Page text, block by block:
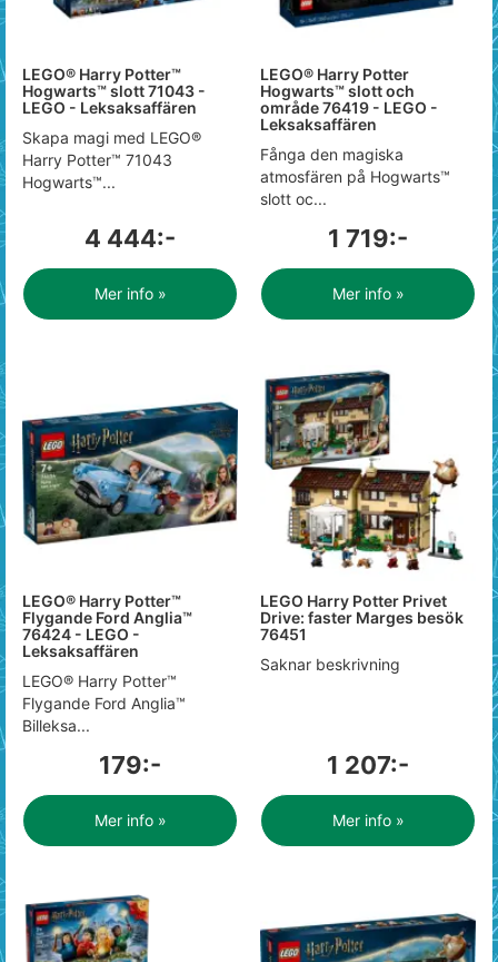
LEGO® Harry Potter™
Hogwarts™ slott 71043 -
LEGO - Leksaksaffären
Skapa magi med LEGO®
Harry Potter™ 71043
Hogwarts™...
4 444:-
Mer info »
LEGO® Harry Potter
Hogwarts™ slott och
område 76419 - LEGO -
Leksaksaffären
Fånga den magiska
atmosfären på Hogwarts™
slott oc...
1 719:-
Mer info »
LEGO® Harry Potter™
Flygande Ford Anglia™
76424 - LEGO -
Leksaksaffären
LEGO® Harry Potter™
Flygande Ford Anglia™
Billeksa...
179:-
Mer info »
LEGO Harry Potter Privet
Drive: faster Marges besök
76451
Saknar beskrivning
1 207:-
Mer info »